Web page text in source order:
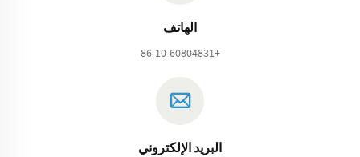
الهاتف
+86-10-60804831
البريد الإلكتروني